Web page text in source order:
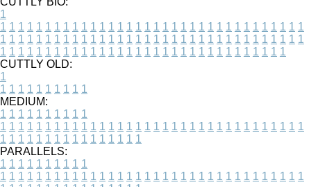
1
1 1 1 1 1 1 1 1 1 1 1 1 1 1 1 1 1 1 1 1 1 1 1 1 1 1 1 1 1 1 1 1 1 1
1 1 1 1 1 1 1 1 1 1 1 1 1 1 1 1 1 1 1 1 1 1 1 1 1 1 1 1 1 1 1 1 1 1
1 1 1 1 1 1 1 1 1 1 1 1 1 1 1 1 1 1 1 1 1 1 1 1 1 1 1 1 1 1 1 1
CUTTLY OLD:
1
1 1 1 1 1 1 1 1 1 1
MEDIUM:
1 1 1 1 1 1 1 1 1 1
1 1 1 1 1 1 1 1 1 1 1 1 1 1 1 1 1 1 1 1 1 1 1 1 1 1 1 1 1 1 1 1 1 1
1 1 1 1 1 1 1 1 1 1 1 1 1 1 1 1
PARALLELS:
1 1 1 1 1 1 1 1 1 1
1 1 1 1 1 1 1 1 1 1 1 1 1 1 1 1 1 1 1 1 1 1 1 1 1 1 1 1 1 1 1 1 1 1